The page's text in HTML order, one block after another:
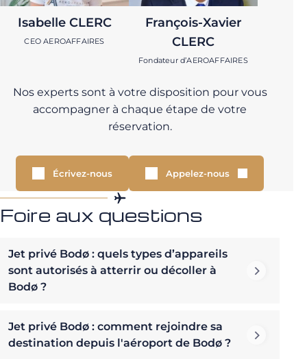
Isabelle CLERC
CEO AEROAFFAIRES
François-Xavier
CLERC
Fondateur d’AEROAFFAIRES
Nos experts sont à votre disposition pour vous
accompagner à chaque étape de votre
réservation.
Écrivez-nous Appelez-nous
Foire aux questions
Jet privé Bodø : quels types d’appareils
sont autorisés à atterrir ou décoller à
Bodø ?
Jet privé Bodø : comment rejoindre sa
destination depuis l'aéroport de Bodø ?